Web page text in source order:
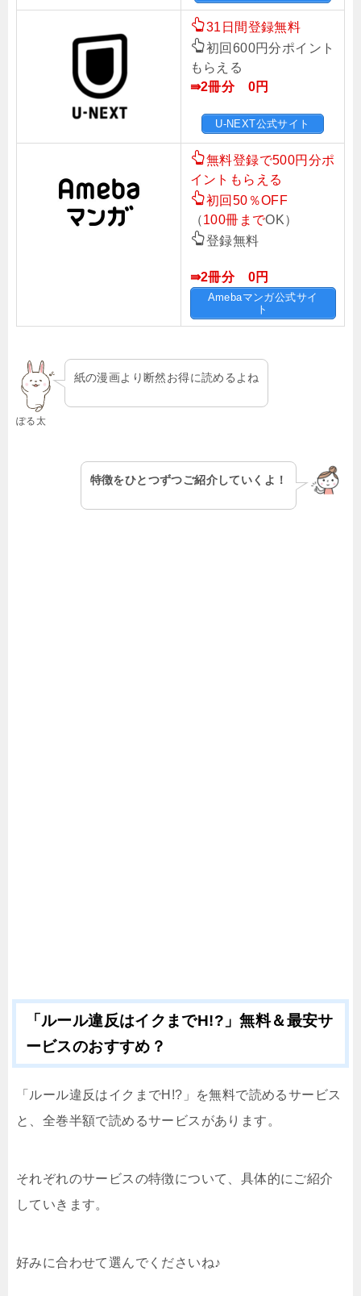
31日間登録無料
初回600円分ポイント
もらえる
⇛2冊分 0円
U-NEXT公式サイト
無料登録で500円分ポ
イントもらえる
初回50％OFF
（100冊までOK）
登録無料
⇛2冊分 0円
Amebaマンガ公式サイ
ト
ぽる太
紙の漫画より断然お得に読めるよね
特徴をひとつずつご紹介していくよ！
「ルール違反はイクまでH!?」無料＆最安サ
ービスのおすすめ？
「ルール違反はイクまでH!?」を無料で読めるサービス
と、全巻半額で読めるサービスがあります。
それぞれのサービスの特徴について、具体的にご紹介
していきます。
好みに合わせて選んでくださいね♪